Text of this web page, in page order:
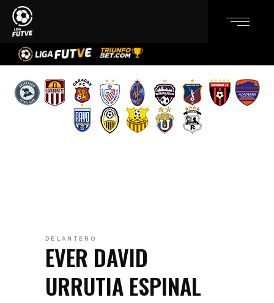
DELANTERO
EVER DAVID
URRUTIA ESPINAL